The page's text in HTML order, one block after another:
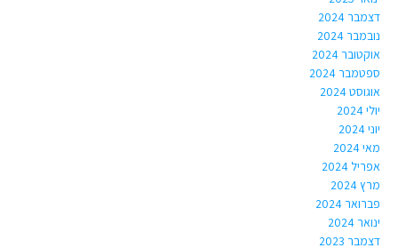
דצמבר 2024
נובמבר 2024
אוקטובר 2024
ספטמבר 2024
אוגוסט 2024
יולי 2024
יוני 2024
מאי 2024
אפריל 2024
מרץ 2024
פברואר 2024
ינואר 2024
דצמבר 2023